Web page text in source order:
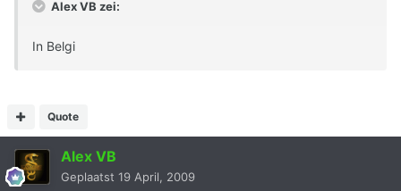
Alex VB zei:
In Belgi
Quote
Alex VB
Geplaatst 19 April, 2009